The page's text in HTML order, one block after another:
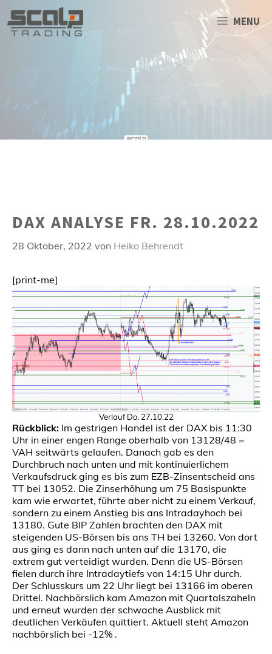
Inhalt
springen
MENU
DAX ANALYSE FR. 28.10.2022
28 Oktober, 2022 von Heiko Behrendt
[print-me]
Verlauf Do. 27.10.22
Rückblick: Im gestrigen Handel ist der DAX bis 11:30
Uhr in einer engen Range oberhalb von 13128/48 =
VAH seitwärts gelaufen. Danach gab es den
Durchbruch nach unten und mit kontinuierlichem
Verkaufsdruck ging es bis zum EZB-Zinsentscheid ans
TT bei 13052. Die Zinserhöhung um 75 Basispunkte
kam wie erwartet, führte aber nicht zu einem Verkauf,
sondern zu einem Anstieg bis ans Intradayhoch bei
13180. Gute BIP Zahlen brachten den DAX mit
steigenden US-Börsen bis ans TH bei 13260. Von dort
aus ging es dann nach unten auf die 13170, die
extrem gut verteidigt wurden. Denn die US-Börsen
fielen durch ihre Intradaytiefs von 14:15 Uhr durch.
Der Schlusskurs um 22 Uhr liegt bei 13166 im oberen
Drittel. Nachbörslich kam Amazon mit Quartalszaheln
und erneut wurden der schwache Ausblick mit
deutlichen Verkäufen quittiert. Aktuell steht Amazon
nachbörslich bei -12% .